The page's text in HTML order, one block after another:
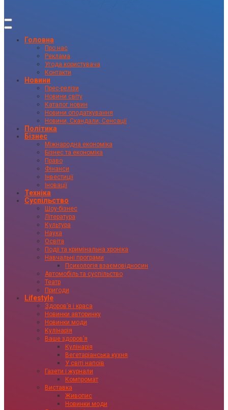
Головна
Про нас
Реклама
Угода користувача
Контакти
Новини
Прес-релізи
Новини світу
Каталог новин
Новини оподаткування
Новини, Скандали, Сенсації
Політика
Бізнес
Міжнародна економіка
Бізнес та економіка
Право
Фінанси
Інвестиції
Іновації
Техніка
Суспільство
Шоу-бізнес
Література
Культура
Наука
Освіта
Події та кримінальна хроніка
Навчальні програми
Психологія взаємовідносин
Автомобіль та суспільство
Театр
Пригоди
Lifestyle
Здоровʼя і краса
Новинки авторинку
Новинки моди
Кулінарія
Ваше здоровʼя
Кулінарія
Вегетаріанська кухня
У світі напоїв
Газети і журнали
Компромат
Виставка
Живопис
Новинки моди